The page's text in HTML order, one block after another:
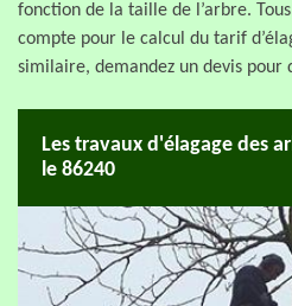
fonction de la taille de l’arbre.
compte pour le calcul du tarif
similaire, demandez un devis pour
Les travaux d'élagage des
le 86240